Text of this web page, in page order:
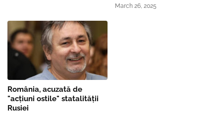
March 26, 2025
România, acuzată de
"acțiuni ostile" statalității
Rusiei